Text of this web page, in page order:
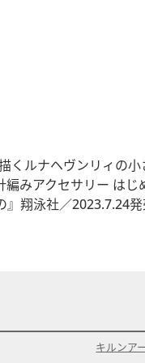
くルナヘヴンリィの
みアクセサリー は
翔泳社／2023.7.24
キルンア